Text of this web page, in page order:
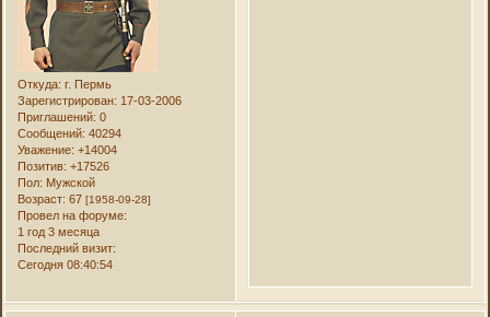
Откуда: г. Пермь
Зарегистрирован: 17-03-2006
Приглашений: 0
Сообщений: 40294
Уважение: +14004
Позитив: +17526
Пол: Мужской
Возраст: 67[1958-09-28]
Провел на форуме:
1 год 3 месяца
Последний визит:
Сегодня 08:40:54